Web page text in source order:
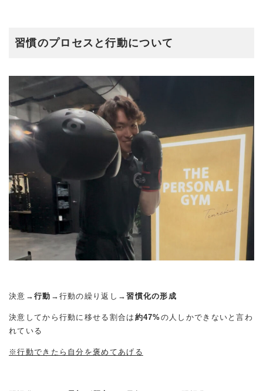
習慣のプロセスと行動について
決意→ 行動 →行動の繰り返し→習慣化の形成
決意してから行動に移せる割合は 約47%の人しかできないと言わ
れている
※行動できたら自分を褒めてあげる